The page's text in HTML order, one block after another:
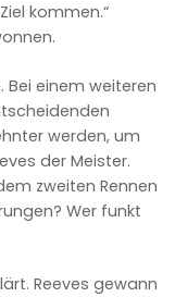
kommen.“
einem weiteren
werden, um
der Meister.
zweiten Rennen
Wer funkt
Reeves gewann